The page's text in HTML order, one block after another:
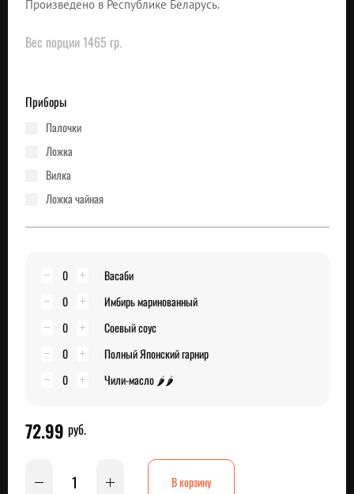
Произведено в Республике Беларусь.
Вес порции 1465 гр.
Приборы
палочки
ложка
вилка
ложка чайная
0
Васаби
0
Имбирь маринованный
0
Соевый соус
0
Полный Японский гарнир
0
Чили-масло 🌶🌶
72.99 руб.
В корзину